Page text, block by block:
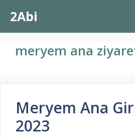
atla2Abi
meryem ana
Meryem Ana
2023